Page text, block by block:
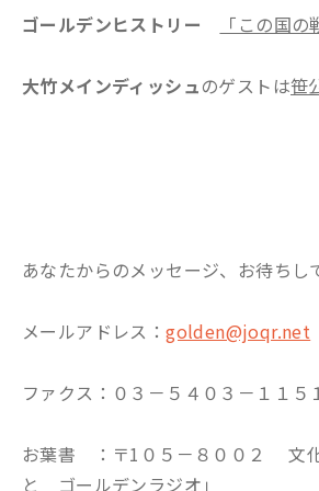
ゴールデンヒストリー 「この国の
大竹メインディッシュのゲストは笹
あなたからのメッセージ、お待ちし
メールアドレス：golden@joqr.net
ファクス：０３－５４０３－１１５
お葉書 ：〒1０５－８００２ 文
と ゴールデンラジオ」